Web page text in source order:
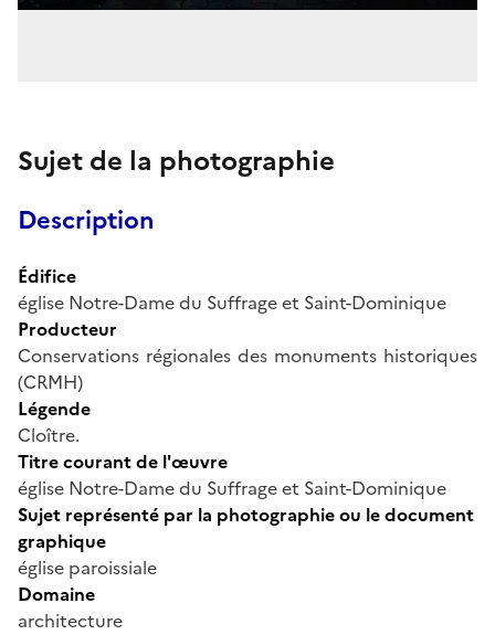
Sujet de la photographie
Description
Édifice
église Notre-Dame du Suffrage et Saint-Dominique
Producteur
Conservations régionales des monuments historiques
(CRMH)
Légende
Cloître.
Titre courant de l'œuvre
église Notre-Dame du Suffrage et Saint-Dominique
Sujet représenté par la photographie ou le document
graphique
église paroissiale
Domaine
architecture